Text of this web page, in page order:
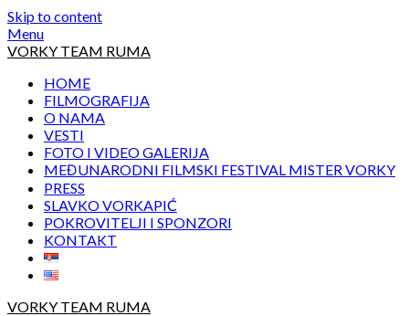
Skip to content
Menu
VORKY TEAM RUMA
HOME
FILMOGRAFIJA
O NAMA
VESTI
FOTO I VIDEO GALERIJA
MEĐUNARODNI FILMSKI FESTIVAL MISTER VORKY
PRESS
SLAVKO VORKAPIĆ
POKROVITELJI I SPONZORI
KONTAKT
VORKY TEAM RUMA